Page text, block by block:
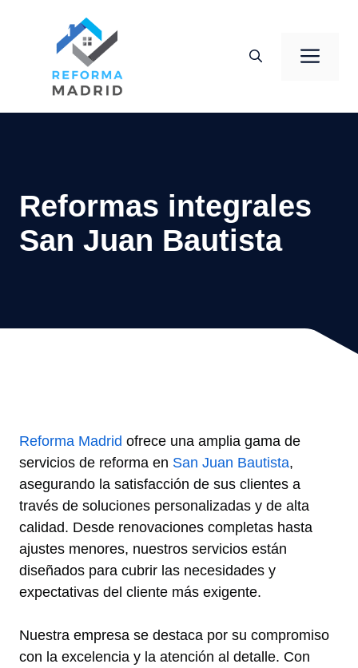
contenido
Reformas integrales
San Juan Bautista
Reforma Madrid ofrece una amplia gama de
servicios de reforma en San Juan Bautista,
asegurando la satisfacción de sus clientes a
través de soluciones personalizadas y de alta
calidad. Desde renovaciones completas hasta
ajustes menores, nuestros servicios están
diseñados para cubrir las necesidades y
expectativas del cliente más exigente.
Nuestra empresa se destaca por su compromiso
con la excelencia y la atención al detalle. Con